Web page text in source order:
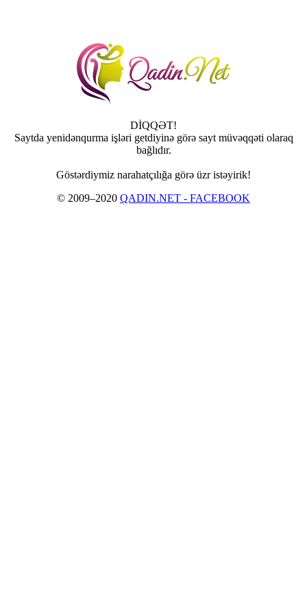
DİQQƏT!
Saytda yenidənqurma işləri getdiyinə görə sayt müvəqqəti olaraq
bağlıdır.
Göstərdiymiz narahatçılığa görə üzr istəyirik!
© 2009–2020 QADIN.NET - FACEBOOK